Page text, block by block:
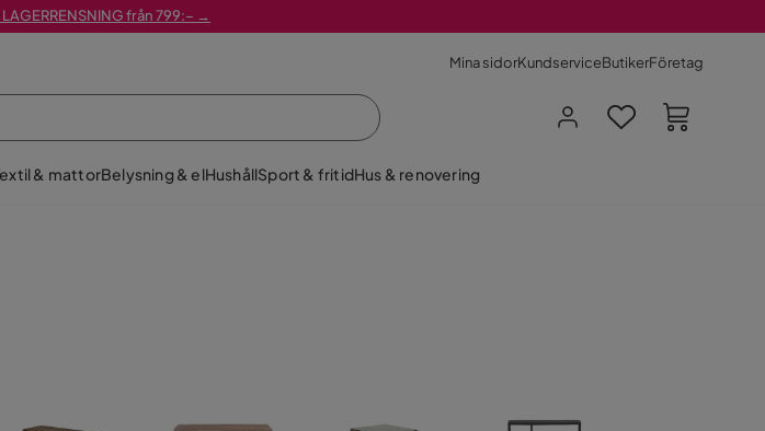
från 799:– →
Mina sidorKundserviceButikerFöretag
& mattorBelysning & elHushållSport & fritidHus & renovering